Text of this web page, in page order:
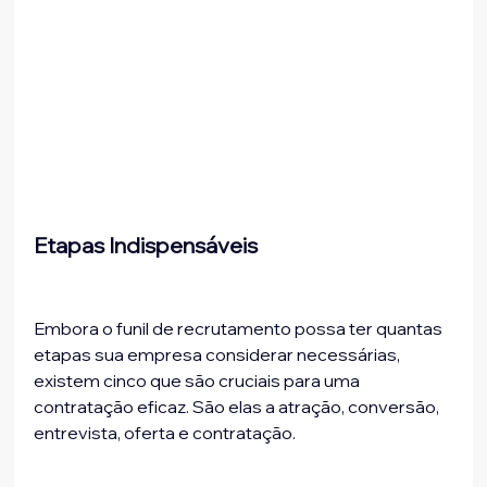
Etapas Indispensáveis
Embora o funil de recrutamento possa ter quantas
etapas sua empresa considerar necessárias,
existem cinco que são cruciais para uma
contratação eficaz. São elas a atração, conversão,
entrevista, oferta e contratação.